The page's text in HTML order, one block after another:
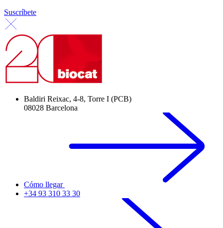
Suscríbete
Baldiri Reixac, 4-8, Torre I (PCB)
08028 Barcelona
Cómo llegar
+34 93 310 33 30